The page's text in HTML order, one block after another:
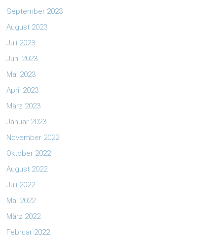
September 2023
August 2023
Juli 2023
Juni 2023
Mai 2023
April 2023
März 2023
Januar 2023
November 2022
Oktober 2022
August 2022
Juli 2022
Mai 2022
März 2022
Februar 2022